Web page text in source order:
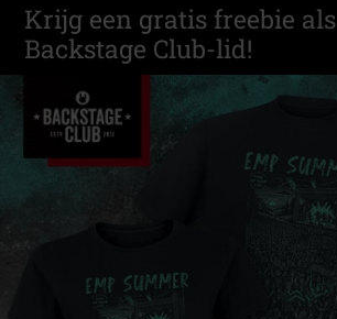
Krijg een gratis freebie als
Backstage Club-lid!